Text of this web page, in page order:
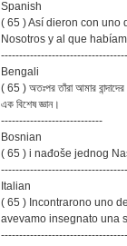
Spanish
( 65 ) Así dieron con uno
Nosotros y al que
Bengali
( 65 ) অতঃপর তাঁরা আমার
এক বিশেষ জ্ঞান।
----------------------------
Bosnian
( 65 ) i nađoše jednog
Italian
( 65 ) Incontrarono uno
avevamo insegnato una